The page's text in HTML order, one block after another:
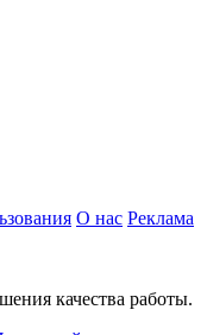
О нас Реклама
качества работы.